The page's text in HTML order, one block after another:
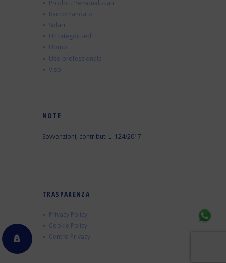
Prodotti Personalizzati
Raccomandato
Solari
Uncategorized
Uomo
Uso professionale
Viso
NOTE
Sovvenzioni, contributi L. 124/2017
TRASPARENZA
Privacy Policy
Cookie Policy
Centro Privacy